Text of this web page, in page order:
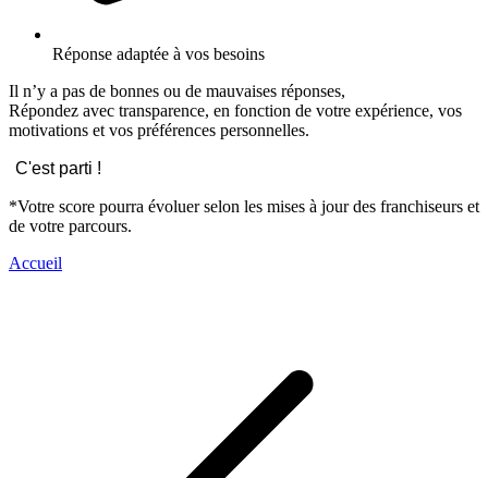
Réponse adaptée à vos besoins
Il n’y a pas de bonnes ou de mauvaises réponses,
Répondez avec transparence, en fonction de votre expérience, vos
motivations et vos préférences personnelles.
C'est parti !
*Votre score pourra évoluer selon les mises à jour des franchiseurs et
de votre parcours.
Accueil